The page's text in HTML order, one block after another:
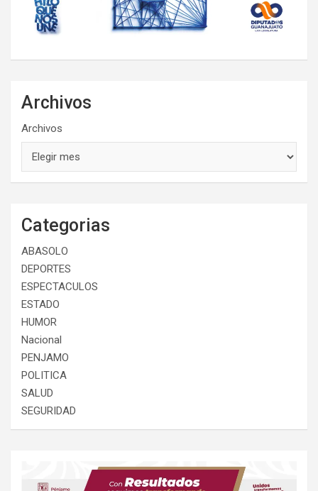
Archivos
Archivos
Categorias
ABASOLO
DEPORTES
ESPECTACULOS
ESTADO
HUMOR
Nacional
PENJAMO
POLITICA
SALUD
SEGURIDAD